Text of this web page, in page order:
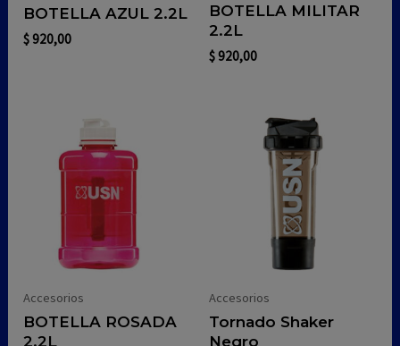
BOTELLA AZUL 2.2L
$920,00
BOTELLA MILITAR
2.2L
$920,00
Accesorios
BOTELLA ROSADA
2.2L
Accesorios
Tornado Shaker
Negro